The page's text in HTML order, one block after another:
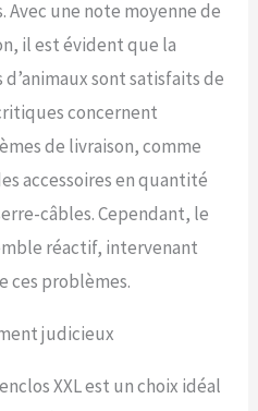
une note moyenne de
il est évident que la
sont satisfaits de
concernent
de livraison, comme
accessoires en quantité
câbles. Cependant, le
réactif, intervenant
ces problèmes.
judicieux
XXL est un choix idéal